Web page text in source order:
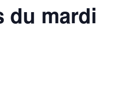
du mardi